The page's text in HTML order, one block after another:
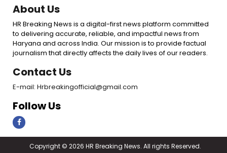
About Us
HR Breaking News is a digital-first news platform committed
to delivering accurate, reliable, and impactful news from
Haryana and across India. Our mission is to provide factual
journalism that directly affects the daily lives of our readers.
Contact Us
E-mail: Hrbreakingofficial@gmail.com
Follow Us
Copyright © 2026 HR Breaking News. All rights Reserved.